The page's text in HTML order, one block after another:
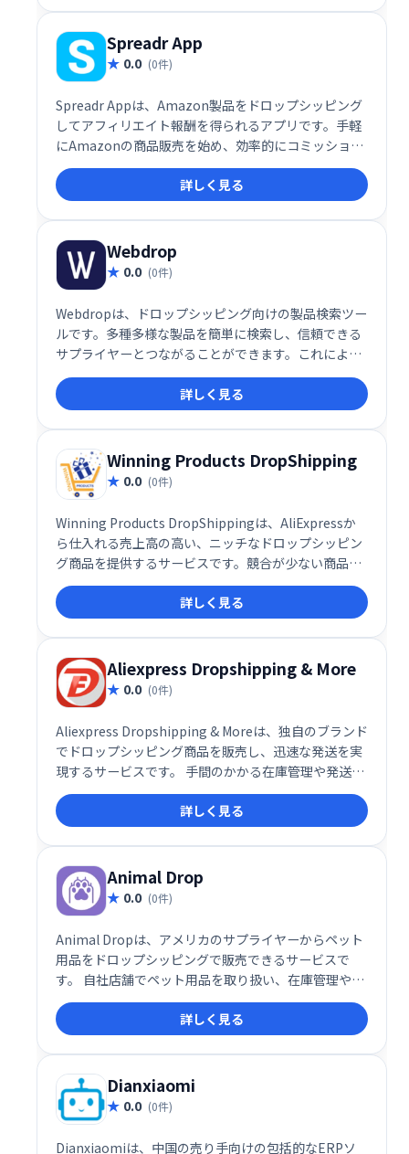
Spreadr App
0.0 (0件)
Spreadr Appは、Amazon製品をドロップシッピング
してアフィリエイト報酬を得られるアプリです。手軽
にAmazonの商品販売を始め、効率的にコミッション
を獲得できます。
詳しく見る
Webdrop
0.0 (0件)
Webdropは、ドロップシッピング向けの製品検索ツー
ルです。多種多様な製品を簡単に検索し、信頼できる
サプライヤーとつながることができます。これによ
り、販売する製品の選定にかかる時間を短縮し、収益
性の高いドロップシッピングビジネスの構築に集中で
きます。
詳しく見る
Winning Products DropShipping
0.0 (0件)
Winning Products DropShippingは、AliExpressか
ら仕入れる売上高の高い、ニッチなドロップシッピン
グ商品を提供するサービスです。競合が少ない商品を
厳選し、効率的な販売戦略を実現します。 すぐに始め
られる、高収益の可能性を秘めたドロップシッピング
ビジネスを構築したい方におすすめです。
詳しく見る
Aliexpress Dropshipping & More
0.0 (0件)
Aliexpress Dropshipping & Moreは、独自のブランド
でドロップシッピング商品を販売し、迅速な発送を実
現するサービスです。 手間のかかる在庫管理や発送作
業を軽減し、効率的なビジネス運営を支援します。 独
自のブランド戦略で差別化を図り、売上拡大を目指せ
ます。
詳しく見る
Animal Drop
0.0 (0件)
Animal Dropは、アメリカのサプライヤーからペット
用品をドロップシッピングで販売できるサービスで
す。 自社店舗でペット用品を取り扱い、在庫管理や発
送の手間を削減できます。 手軽にペット用品ビジネス
を始め、売上拡大を目指しましょう。
詳しく見る
Dianxiaomi
0.0 (0件)
Dianxiaomiは、中国の売り手向けの包括的なERPソ